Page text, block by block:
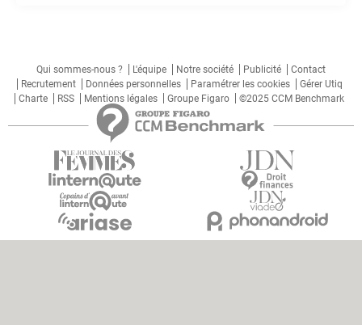
Qui sommes-nous ? L'équipe Notre société Publicité
Contact
Recrutement
Données personnelles Paramétrer les cookies
Gérer Utiq
Charte
RSS Mentions légales Groupe Figaro ©2025 CCM Benchmark